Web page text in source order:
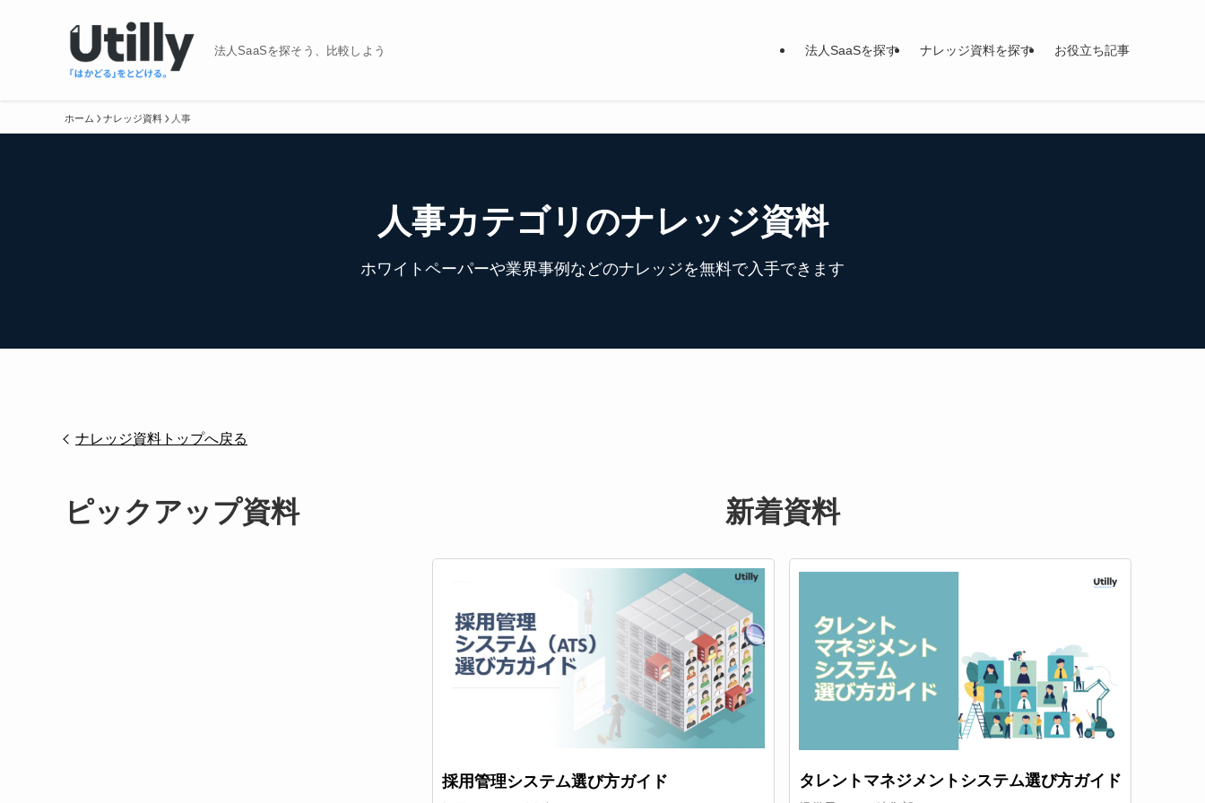
法人SaaSを探そう、比較しよう 法人SaaSを探す ナレッジ資料を探す お役立ち記事
ホーム ナレッジ資料 人事
人事カテゴリのナレッジ資料
ホワイトペーパーや業界事例などのナレッジを無料で入手できます
ナレッジ資料トップへ戻る
ピックアップ資料 新着資料
採用管理システム選び方ガイド タレントマネジメントシステム選び方ガイド